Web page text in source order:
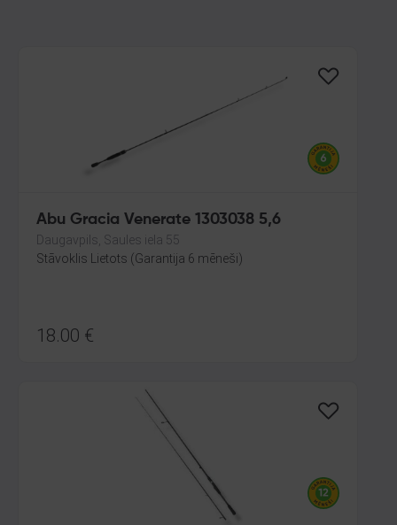
Abu Gracia Venerate 1303038 5,6
Daugavpils, Saules iela 55
Stāvoklis Lietots (Garantija 6 mēneši)
18.00 €